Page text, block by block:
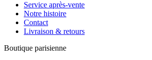
Service après-vente
Notre histoire
Contact
Livraison & retours
Boutique parisienne